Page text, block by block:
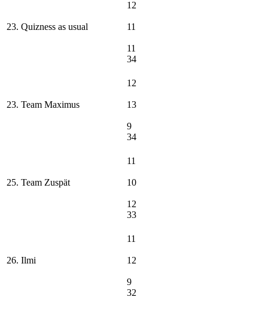
23. Quizness as usual
12
11
11
34
23. Team Maximus
12
13
9
34
25. Team Zuspät
11
10
12
33
26. Ilmi
11
12
9
32